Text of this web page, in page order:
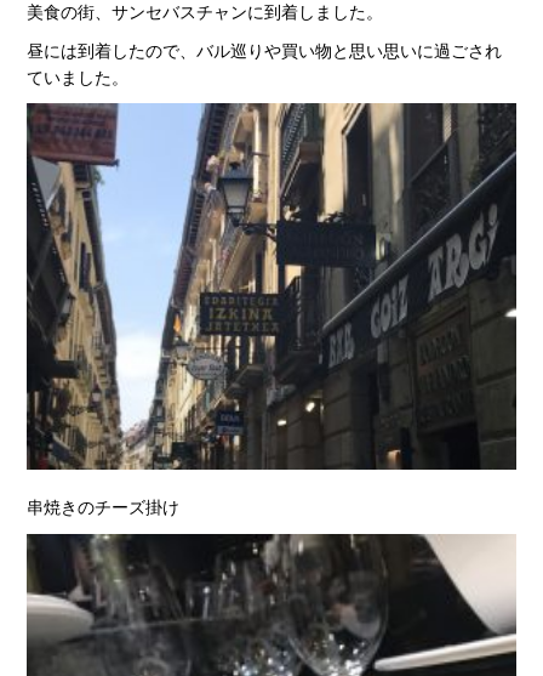
美食の街、サンセバスチャンに到着しました。
昼には到着したので、バル巡りや買い物と思い思いに過ごされ
ていました。
串焼きのチーズ掛け